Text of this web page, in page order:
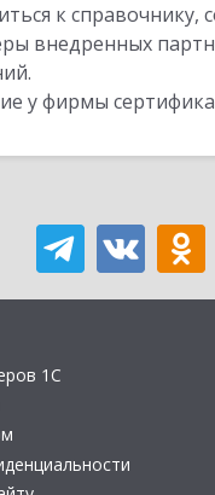
к
внедренных
у фирмы
1С